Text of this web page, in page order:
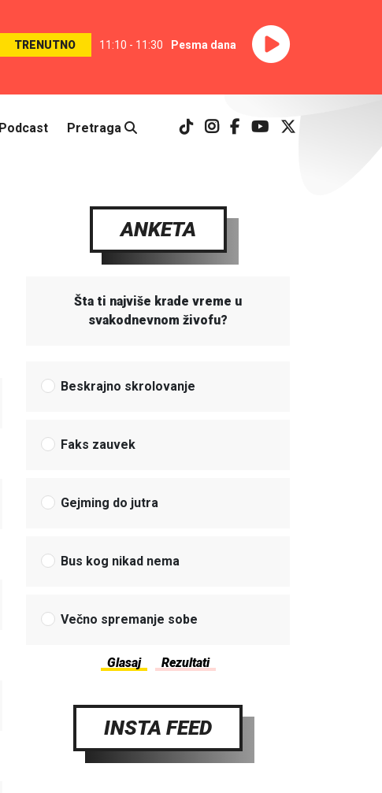
TRENUTNO 11:10 - 11:30 Pesma dana
Podcast Pretraga
ANKETA
Šta ti najviše krade vreme u
svakodnevnom živofu?
Beskrajno skrolovanje
Faks zauvek
Gejming do jutra
Bus kog nikad nema
Večno spremanje sobe
INSTA FEED